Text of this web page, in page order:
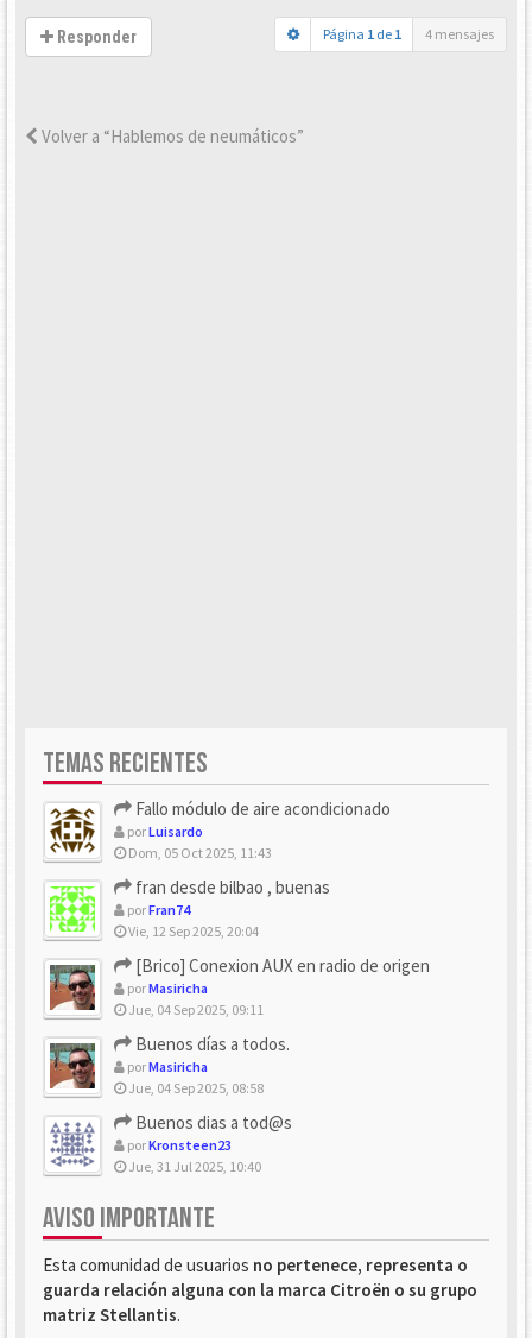
Responder Página 1 de 1 4 mensajes
Volver a “Hablemos de neumáticos”
TEMAS RECIENTES
Fallo módulo de aire acondicionado
porLuisardo
Dom, 05 Oct 2025, 11:43
fran desde bilbao , buenas
porFran74
Vie, 12 Sep 2025, 20:04
[Brico] Conexion AUX en radio de origen
porMasiricha
Jue, 04 Sep 2025, 09:11
Buenos días a todos.
porMasiricha
Jue, 04 Sep 2025, 08:58
Buenos dias a tod@s
porKronsteen23
Jue, 31 Jul 2025, 10:40
AVISO IMPORTANTE
Esta comunidad de usuarios no pertenece, representa o
guarda relación alguna con la marca Citroën o su grupo
matriz Stellantis.